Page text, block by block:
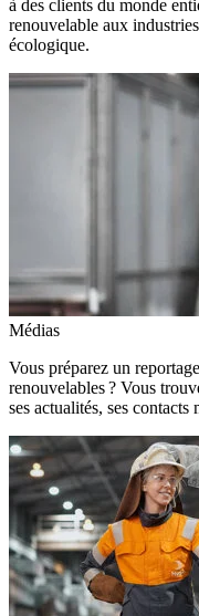
à des clients du monde
renouvelable aux
écologique.
Médias
Vous préparez un
renouvelables ? Vous
ses actualités, ses contacts